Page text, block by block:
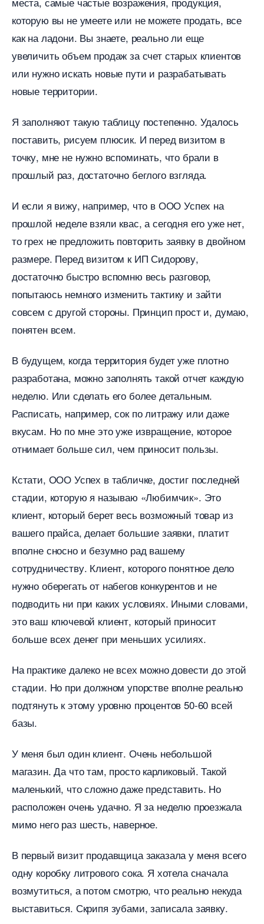
которую вы не умеете или не можете продать, все
как на ладони. Вы знаете, реально ли еще
увеличить объем продаж за счет старых клиенто
или нужно искать новые пути и разрабатывать
новые территории.
Я заполняют такую таблицу постепенно. Удалось
поставить, рисуем плюсик. И перед визитом
точку, мне не нужно вспоминать, что брали
прошлый раз, достаточно беглого взгляда.
И если я вижу, например, что в ООО Успех на
прошлой неделе взяли квас, а сегодня его уже нет,
то грех не предложить повторить заявку в двойном
размере. Перед визитом к ИП Сидорову,
достаточно быстро вспомню весь разговор,
попытаюсь немного изменить тактику и зайти
совсем с другой стороны. Принцип прост и, думаю,
понятен всем.
удущем, когда территория будет уже плотно
разработана, можно заполнять такой отчет каждую
неделю. Или сделать его более детальным.
Расписать, например, сок по литражу или даже
кусам. Но по мне это уже извращение, которое
отнимает больше сил, чем приносит пользы.
Кстати, ООО Успех в табличке, достиг последней
стадии, которую я называю «Любимчик». Это
клиент, который берет весь возможный товар из
ашего прайса, делает большие заявки, платит
полне сносно и безумно рад вашему
сотрудничеству. Клиент, которого понятное дело
нужно оберегать от набегов конкурентов и не
подводить ни при каких условиях. Иными словами,
это ваш ключевой клиент, который приносит
ольше всех денег при меньших усилиях.
На практике далеко не всех можно довести до этой
стадии. Но при должном упорстве вполне реально
подтянуть к этому уровню процентов 50-60 всей
азы.
У меня был один клиент. Очень небольшой
магазин. Да что там, просто карликовый. Такой
маленький, что сложно даже представить. Но
расположен очень удачно. Я за неделю проезжала
мимо него раз шесть, наверное.
первый визит продавщица заказала у меня всего
одну коробку литрового сока. Я хотела сначала
озмутиться, а потом смотрю, что реально некуда
ыставиться. Скрипя зубами, записала заявку.